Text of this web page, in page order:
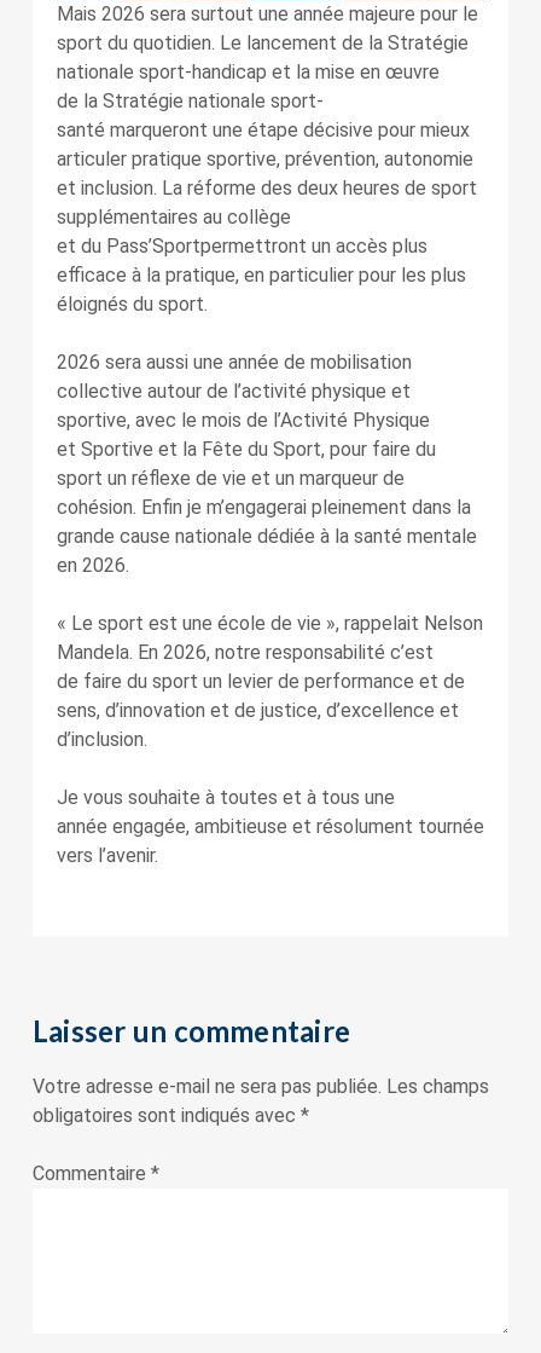
Mais 2026 sera surtout une année majeure pour le
sport du quotidien. Le lancement de la Stratégie
nationale sport-handicap et la mise en œuvre
de la Stratégie nationale sport-
santé marqueront une étape décisive pour mieux
articuler pratique sportive, prévention, autonomie
et inclusion. La réforme des deux heures de sport
supplémentaires au collège
et du Pass’Sportpermettront un accès plus
efficace à la pratique, en particulier pour les plus
éloignés du sport.
2026 sera aussi une année de mobilisation
collective autour de l’activité physique et
sportive, avec le mois de l’Activité Physique
et Sportive et la Fête du Sport, pour faire du
sport un réflexe de vie et un marqueur de
cohésion. Enfin je m’engagerai pleinement dans la
grande cause nationale dédiée à la santé mentale
en 2026.
« Le sport est une école de vie », rappelait Nelson
Mandela. En 2026, notre responsabilité c’est
de faire du sport un levier de performance et de
sens, d’innovation et de justice, d’excellence et
d’inclusion.
Je vous souhaite à toutes et à tous une
année engagée, ambitieuse et résolument tournée
vers l’avenir.
Laisser un commentaire
Votre adresse e-mail ne sera pas publiée. Les champs
obligatoires sont indiqués avec *
Commentaire *